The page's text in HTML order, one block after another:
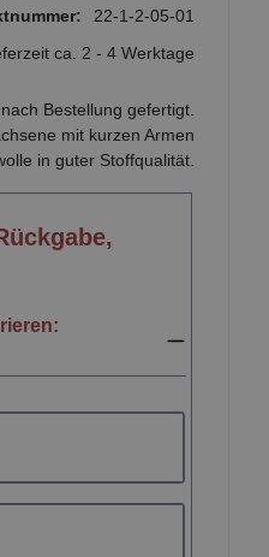
22-1-2-05-01
ca. 2 - 4 Werktage
Bestellung gefertigt.
mit kurzen Armen
in guter Stoffqualität.